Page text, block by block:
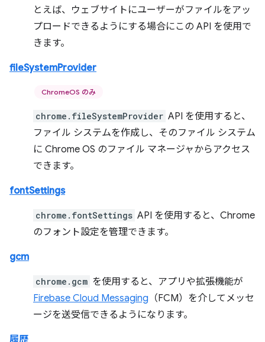
とえば、ウェブサイトにユーザーがファイルをアッ
プロードできるようにする場合にこの API を使用で
きます。
fileSystemProvider
ChromeOS のみ
chrome.fileSystemProvider API を使用すると、
ファイル システムを作成し、そのファイル システム
に Chrome OS のファイル マネージャからアクセス
できます。
fontSettings
chrome.fontSettings API を使用すると、Chrome
のフォント設定を管理できます。
gcm
chrome.gcm を使用すると、アプリや拡張機能が
Firebase Cloud Messaging （FCM）を介してメッセ
ージを送受信できるようになります。
履歴